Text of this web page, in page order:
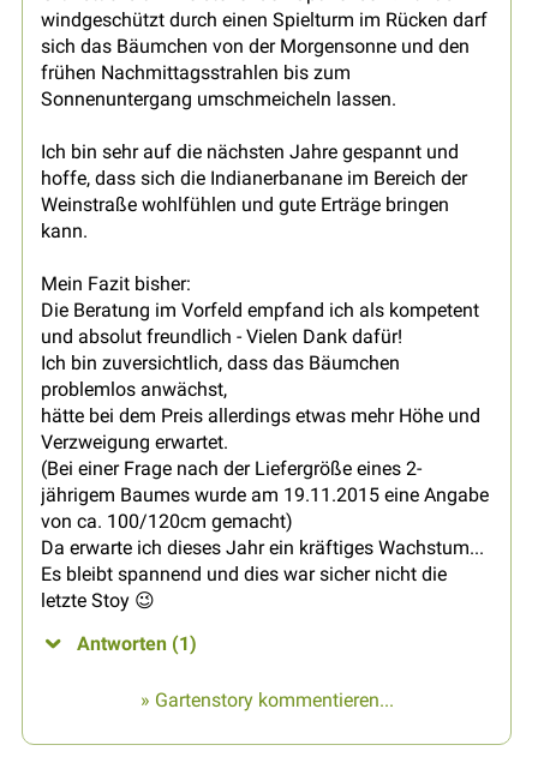
windgeschützt durch einen Spielturm im Rücken darf
sich das Bäumchen von der Morgensonne und den
frühen Nachmittagsstrahlen bis zum
Sonnenuntergang umschmeicheln lassen.
Ich bin sehr auf die nächsten Jahre gespannt und
hoffe, dass sich die Indianerbanane im Bereich der
Weinstraße wohlfühlen und gute Erträge bringen
kann.
Mein Fazit bisher:
Die Beratung im Vorfeld empfand ich als kompetent
und absolut freundlich - Vielen Dank dafür!
Ich bin zuversichtlich, dass das Bäumchen
problemlos anwächst,
hätte bei dem Preis allerdings etwas mehr Höhe und
Verzweigung erwartet.
(Bei einer Frage nach der Liefergröße eines 2-
jährigem Baumes wurde am 19.11.2015 eine Angabe
von ca. 100/120cm gemacht)
Da erwarte ich dieses Jahr ein kräftiges Wachstum...
Es bleibt spannend und dies war sicher nicht die
letzte Stoy 😉
Antworten (1)
» Gartenstory kommentieren...